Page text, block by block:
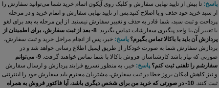
پاسخ: تا پیش از تایید نهایی سفارش و کلیک روی آیکون اتمام خرید شما می‌توانید سفارش را
از سبد خرید خود حذف و یا اصلاح کنید.پس از تایید نهایی سفارش و اتمام خرید و در مرحله
پرداخت و ثبت سبد، شما قادر به حذف و تغییر سفارش نیستید. از این مرحله به بعد برای لغو
یا تغییر آن،با واحد پیگیری سفارشات تماس بگیرید.
8- بعد از ثبت سفارش، برای اطمینان از
پردازش آن باید با باکالا تماس بگیرم؟ پاسخ: خیر، پس از انجام مراحل خرید و ثبت سفارش،
پردازش سفارش شما به صورت خودکار از طریق ایمیل اطلاع‏ رسانی خواهد شد و در
صورتی که نیاز باشد کارشناسان فروش باکالا با شما تماس خواهند گرفت.
9- می‏‌توانم
سفارشم را تلفنی ثبت کنم؟ پاسخ: خیر، به منظور تسریع فرایند پردازش و ارسال سفارش
و نیز کاهش امکان بروز خطا در ثبت سفارش، مشتریان محترم ‏باید سفارش خود را اینترنتی
ثبت کنند.
10- در صورتی که خرید من برای شخص دیگری باشد، آیا فاکتور فروش به همراه